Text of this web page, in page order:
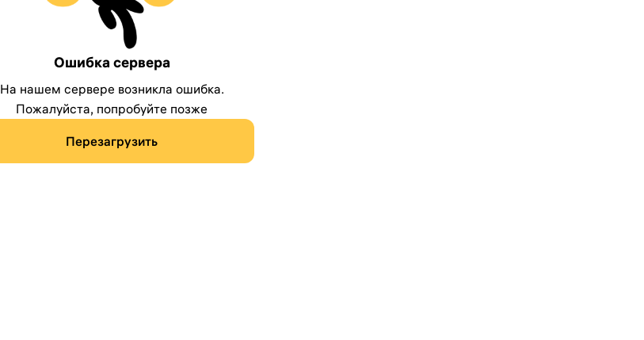
Ошибка сервера
На нашем сервере возникла ошибка.
Пожалуйста, попробуйте позже
Перезагрузить